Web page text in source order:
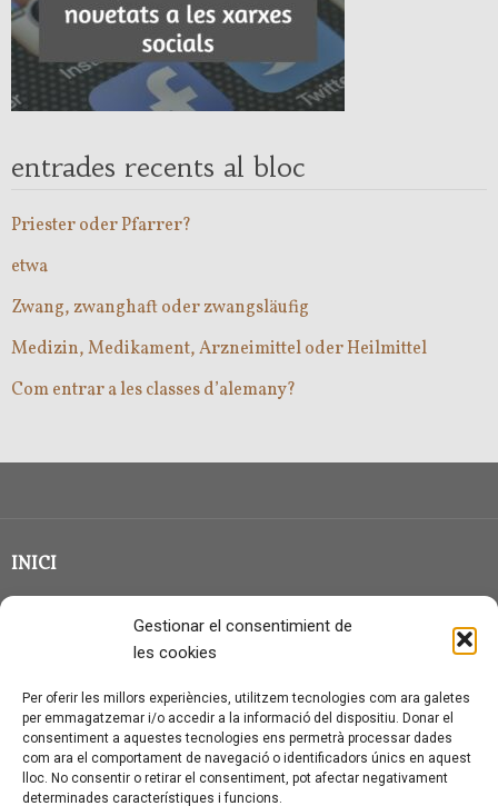
Gestionar el consentimient de
les cookies
Per oferir les millors experiències, utilitzem tecnologies com ara galetes
per emmagatzemar i/o accedir a la informació del dispositiu. Donar el
consentiment a aquestes tecnologies ens permetrà processar dades
com ara el comportament de navegació o identificadors únics en aquest
lloc. No consentir o retirar el consentiment, pot afectar negativament
determinades característiques i funcions.
entrades recents al bloc
Priester oder Pfarrer?
etwa
Zwang, zwanghaft oder zwangsläufig
Medizin, Medikament, Arzneimittel oder Heilmittel
Com entrar a les classes d’alemany?
INICI
CLASSE EN GRUP
QUI SOC?
CONTACTE
AVÍS LEGAL I PROTECCIÓ DE DADES